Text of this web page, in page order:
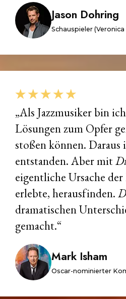
Jason Dohring
Schauspieler (Veronica
„Als Jazzmusiker bin
Lösungen zum Opfer
stoßen können. Daraus
entstanden. Aber mit
eigentliche Ursache
erlebte, herausfinden.
dramatischen
gemacht.“
Mark Isham
Oscar-nominierter